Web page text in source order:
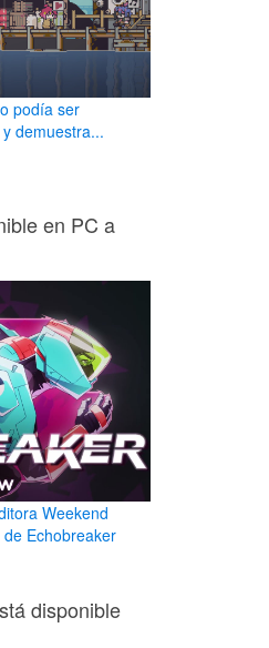
podía ser
demuestra...
en PC a
Weekend
Echobreaker
disponible